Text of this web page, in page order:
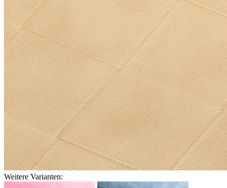
Weitere Varianten: